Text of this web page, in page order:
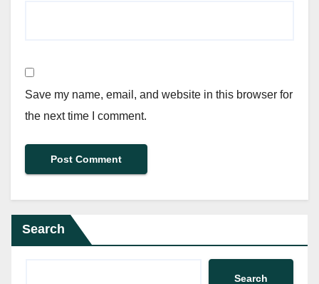
Save my name, email, and website in this browser for
the next time I comment.
Search
Search